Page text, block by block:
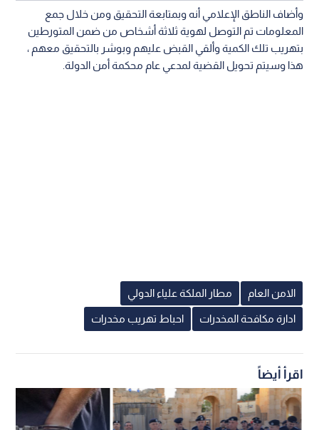
وأضاف الناطق الإعلامي أنه وبمتابعة التحقيق ومن خلال جمع
المعلومات تم التوصل لهوية ثلاثة أشخاص من ضمن المتورطين
بتهريب تلك الكمية وألقي القبض عليهم وبوشر بالتحقيق معهم ،
هذا وسيتم تحويل القضية لمدعي عام محكمة أمن الدولة.
الامن العام مطار الملكة علياء الدولي
ادارة مكافحة المخدرات احباط تهريب مخدرات
اقرأ أيضاً